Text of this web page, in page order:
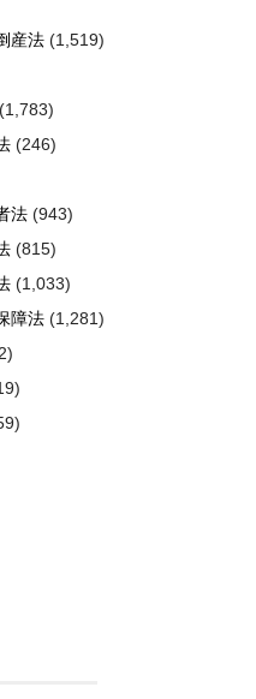
産法 (1,519)
(1,783)
(246)
法 (943)
(815)
(1,033)
障法 (1,281)